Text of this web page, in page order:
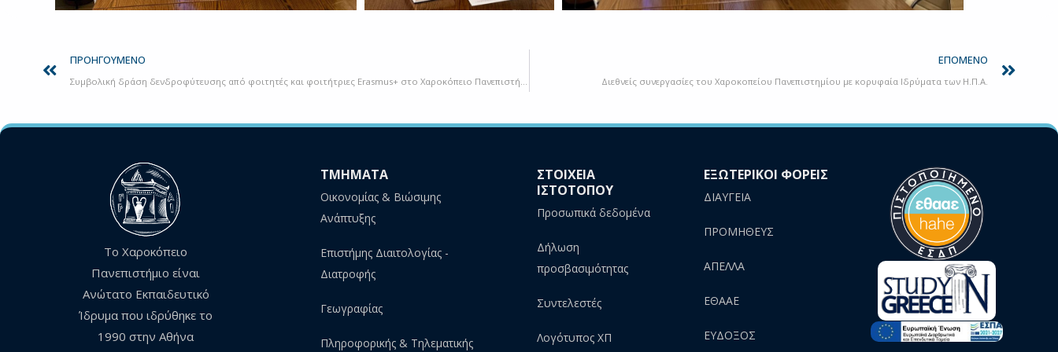
ΠΡΟΗΓΟΎΜΕΝΟ
Συμβολική δράση δενδροφύτευσης από φοιτητές και φοιτήτριες Erasmus+ στο Χαροκόπειο Πανεπιστήμιο
ΕΠΌΜΕΝΟ
Διεθνείς συνεργασίες του Χαροκοπείου Πανεπιστημίου με κορυφαία Ιδρύματα των Η.Π.Α.
Το Χαροκόπειο
Πανεπιστήμιο είναι
Ανώτατο Εκπαιδευτικό
Ίδρυμα που ιδρύθηκε το
1990 στην Αθήνα
ΤΜΗΜΑΤΑ
Οικονομίας & Βιώσιμης
Ανάπτυξης
Επιστήμης Διαιτολογίας -
Διατροφής
Γεωγραφίας
Πληροφορικής & Τηλεματικής
ΣΤΟΙΧΕΙΑ
ΙΣΤΟΤΟΠΟΥ
Προσωπικά δεδομένα
Δήλωση
προσβασιμότητας
Συντελεστές
Λογότυπος ΧΠ
ΕΞΩΤΕΡΙΚΟΙ ΦΟΡΕΙΣ
ΔΙΑΥΓΕΙΑ
ΠΡΟΜΗΘΕΥΣ
AΠΕΛΛΑ
ΕΘΑΑΕ
ΕΥΔΟΞΟΣ